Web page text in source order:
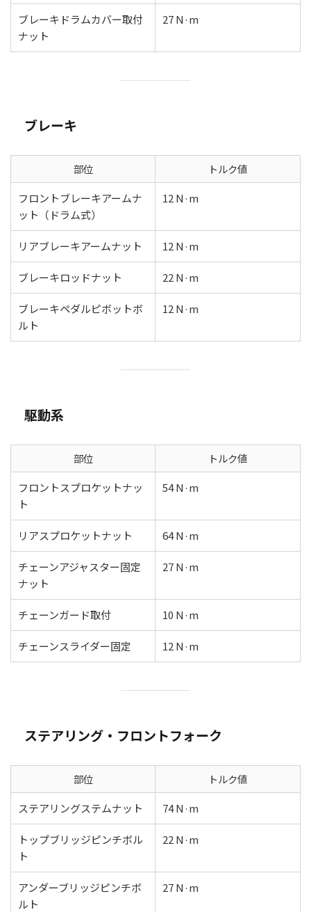
ブレーキドラムカバー取付
ナット
27 N·m
ブレーキ
部位
トルク値
フロントブレーキアームナ
ット（ドラム式）
12 N·m
リアブレーキアームナット 12 N·m
ブレーキロッドナット 22 N·m
ブレーキペダルピボットボ
ルト
12 N·m
駆動系
部位
トルク値
フロントスプロケットナッ
ト
54 N·m
リアスプロケットナット 64 N·m
チェーンアジャスター固定
ナット
27 N·m
チェーンガード取付 10 N·m
チェーンスライダー固定 12 N·m
ステアリング・フロントフォーク
部位
トルク値
ステアリングステムナット
74 N·m
トップブリッジピンチボル
ト
22 N·m
アンダーブリッジピンチボ
ルト
27 N·m